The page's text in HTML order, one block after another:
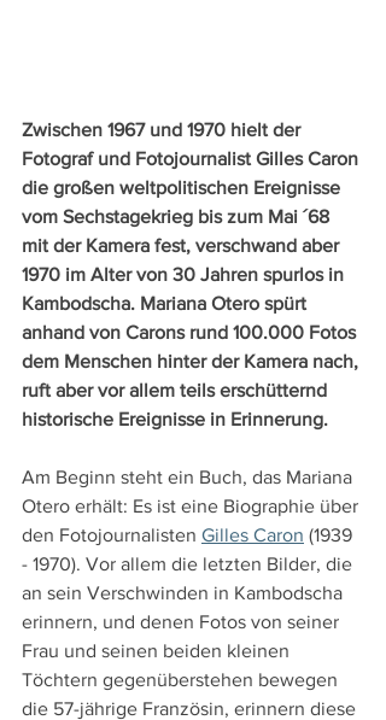
Zwischen 1967 und 1970 hielt der
Fotograf und Fotojournalist Gilles Caron
die großen weltpolitischen Ereignisse
vom Sechstagekrieg bis zum Mai ´68
mit der Kamera fest, verschwand aber
1970 im Alter von 30 Jahren spurlos in
Kambodscha. Mariana Otero spürt
anhand von Carons rund 100.000 Fotos
dem Menschen hinter der Kamera nach,
ruft aber vor allem teils erschütternd
historische Ereignisse in Erinnerung.
Am Beginn steht ein Buch, das Mariana
Otero erhält: Es ist eine Biographie über
den Fotojournalisten Gilles Caron (1939
- 1970). Vor allem die letzten Bilder, die
an sein Verschwinden in Kambodscha
erinnern, und denen Fotos von seiner
Frau und seinen beiden kleinen
Töchtern gegenüberstehen bewegen
die 57-jährige Französin, erinnern diese